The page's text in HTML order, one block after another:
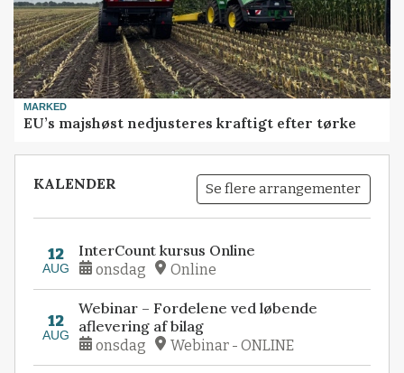
MARKED
EU’s majshøst nedjusteres kraftigt efter tørke
KALENDER Se flere arrangementer
12
AUG
InterCount kursus Online
onsdag Online
12
AUG
Webinar – Fordelene ved løbende
aflevering af bilag
onsdag Webinar - ONLINE